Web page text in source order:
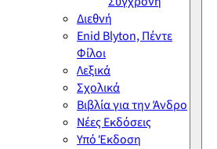
Διεθνή
Enid Blyton, Πέντε
Φίλοι
Λεξικά
Σχολικά
Βιβλία για την Άνδρο
Νέες Εκδόσεις
Υπό Έκδοση